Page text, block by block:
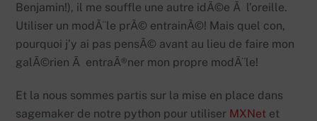
Benjamin!), il me souffle une autre idÃ©e Ã l’oreille.
Utiliser un modÃ¨le prÃ© entrainÃ©! Mais quel con,
pourquoi j’y ai pas pensÃ© avant au lieu de faire mon
galÃ©rien Ã entraÃ®ner mon propre modÃ¨le!
Et la nous sommes partis sur la mise en place dans
sagemaker de notre python pour utiliser MXNet et